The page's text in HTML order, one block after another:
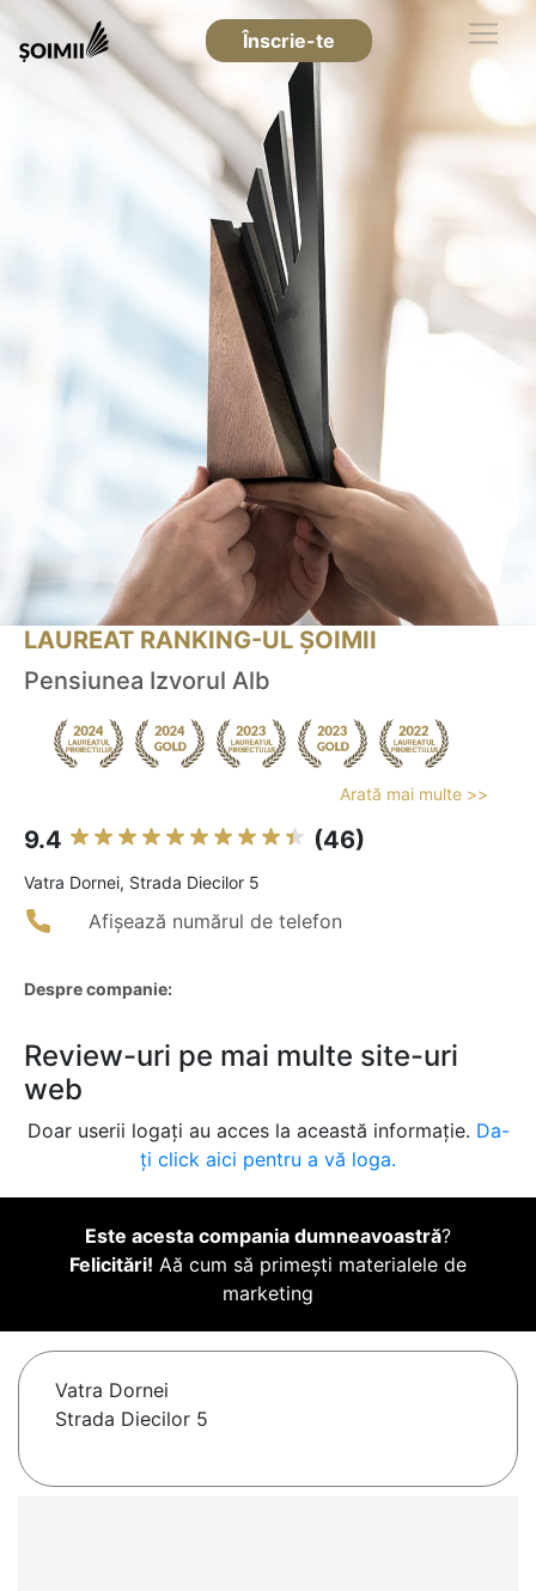
Înscrie-te
LAUREAT RANKING-UL ȘOIMII
Pensiunea Izvorul Alb
Arată mai multe >>
9.4 (46)
Vatra Dornei, Strada Diecilor 5
Afișează numărul de telefon
Despre companie:
Review-uri pe mai multe site-uri
web
Doar userii logați au acces la această informație. Da-
ți click aici pentru a vă loga.
Este acesta compania dumneavoastră?
Felicitări! Aă cum să primești materialele de
marketing
Vatra Dornei
Strada Diecilor 5